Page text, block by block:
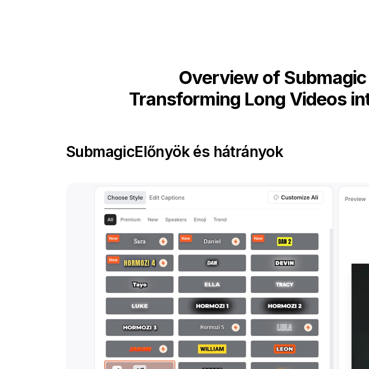
Overview of
Transforming Long Videos
SubmagicElőnyök és hátrányok